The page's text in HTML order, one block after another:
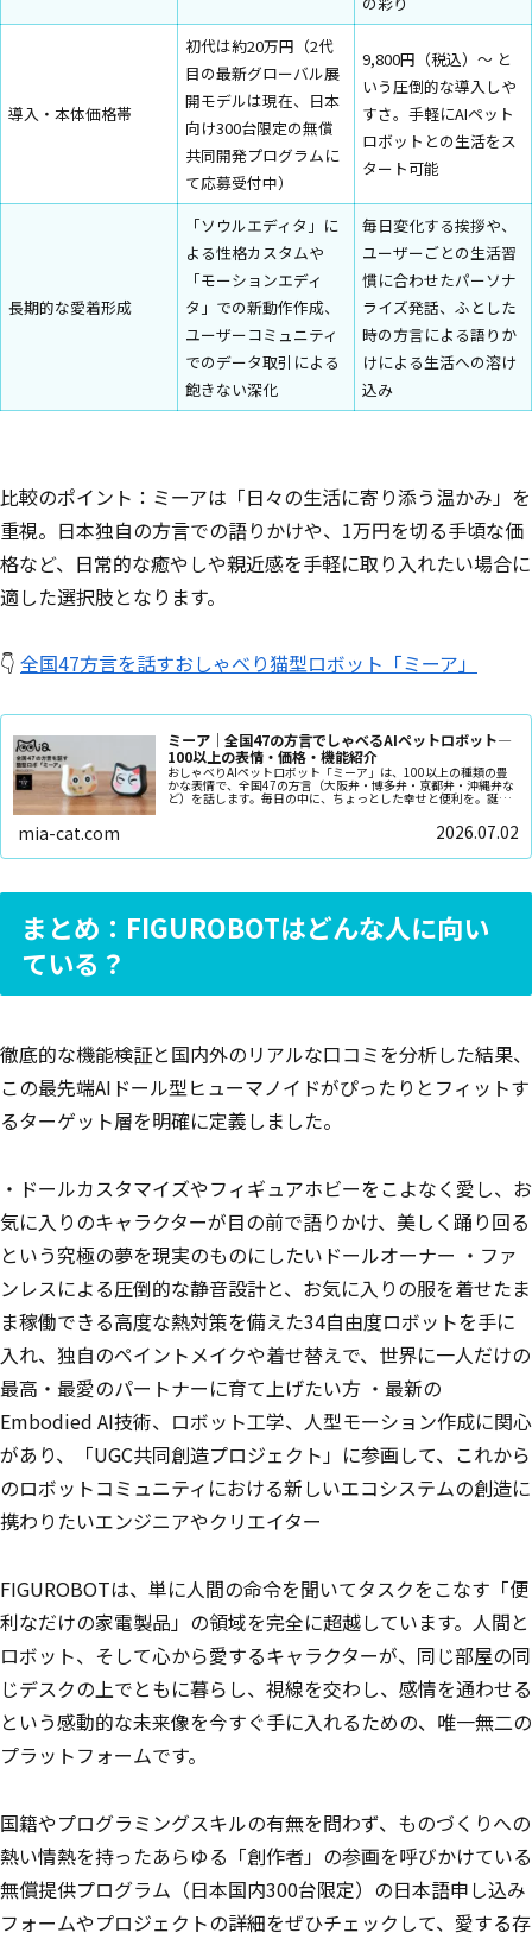
導入・本体価格帯
初代は約20万円（2代
目の最新グローバル展
開モデルは現在、日本
向け300台限定の無償
共同開発プログラムに
て応募受付中）
9,800円（税込）〜 と
いう圧倒的な導入しや
すさ。手軽にAIペット
ロボットとの生活をス
タート可能
長期的な愛着形成
「ソウルエディタ」に
よる性格カスタムや
「モーションエディ
タ」での新動作作成、
ユーザーコミュニティ
でのデータ取引による
飽きない深化
毎日変化する挨拶や、
ユーザーごとの生活習
慣に合わせたパーソナ
ライズ発話、ふとした
時の方言による語りか
けによる生活への溶け
込み
比較のポイント：ミーアは「日々の生活に寄り添う温かみ」を
重視。日本独自の方言での語りかけや、1万円を切る手頃な価
格など、日常的な癒やしや親近感を手軽に取り入れたい場合に
適した選択肢となります。
👇 全国47方言を話すおしゃべり猫型ロボット「ミーア」
ミーア｜全国47の方言でしゃべるAIペットロボット—
100以上の表情・価格・機能紹介
おしゃべりAIペットロボット「ミーア」は、100以上の種類の豊
かな表情で、全国47の方言（大阪弁・博多弁・京都弁・沖縄弁な
ど）を話します。毎日の中に、ちょっとした幸せと便利を。誕生
日や記念日のプレゼントにピッタリです
mia-cat.com 2026.07.02
まとめ：FIGUROBOTはどんな人に向い
ている？
徹底的な機能検証と国内外のリアルな口コミを分析した結果、
この最先端AIドール型ヒューマノイドがぴったりとフィットす
るターゲット層を明確に定義しました。
・ドールカスタマイズやフィギュアホビーをこよなく愛し、お
気に入りのキャラクターが目の前で語りかけ、美しく踊り回る
という究極の夢を現実のものにしたいドールオーナー ・ファ
ンレスによる圧倒的な静音設計と、お気に入りの服を着せたま
ま稼働できる高度な熱対策を備えた34自由度ロボットを手に
入れ、独自のペイントメイクや着せ替えで、世界に一人だけの
最高・最愛のパートナーに育て上げたい方 ・最新の
Embodied AI技術、ロボット工学、人型モーション作成に関心
があり、「UGC共同創造プロジェクト」に参画して、これから
のロボットコミュニティにおける新しいエコシステムの創造に
携わりたいエンジニアやクリエイター
FIGUROBOTは、単に人間の命令を聞いてタスクをこなす「便
利なだけの家電製品」の領域を完全に超越しています。人間と
ロボット、そして心から愛するキャラクターが、同じ部屋の同
じデスクの上でともに暮らし、視線を交わし、感情を通わせる
という感動的な未来像を今すぐ手に入れるための、唯一無二の
プラットフォームです。
国籍やプログラミングスキルの有無を問わず、ものづくりへの
熱い情熱を持ったあらゆる「創作者」の参画を呼びかけている
無償提供プログラム（日本国内300台限定）の日本語申し込み
フォームやプロジェクトの詳細をぜひチェックして、愛する存